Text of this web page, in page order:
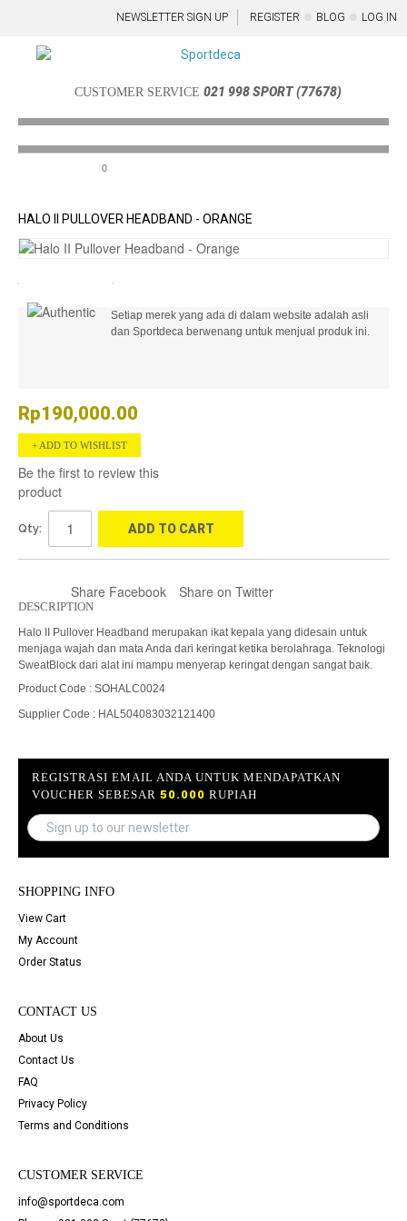
NEWSLETTER SIGN UP REGISTER BLOG LOG IN
CUSTOMER SERVICE 021 998 SPORT (77678)
Menu
0
HALO II PULLOVER HEADBAND - ORANGE
Setiap merek yang ada di dalam website adalah asli
dan Sportdeca berwenang untuk menjual produk ini.
Rp190,000.00
ADD TO WISHLIST
Be the first to review this
product
Qty: ADD TO CART
Share Facebook Share on Twitter
DESCRIPTION
Halo II Pullover Headband merupakan ikat kepala yang didesain untuk
menjaga wajah dan mata Anda dari keringat ketika berolahraga. Teknologi
SweatBlock dari alat ini mampu menyerap keringat dengan sangat baik.
Product Code : SOHALC0024
Supplier Code : HAL504083032121400
REGISTRASI EMAIL ANDA UNTUK MENDAPATKAN
VOUCHER SEBESAR 50.000 RUPIAH
SHOPPING INFO
View Cart
My Account
Order Status
CONTACT US
About Us
Contact Us
FAQ
Privacy Policy
Terms and Conditions
CUSTOMER SERVICE
info@sportdeca.com